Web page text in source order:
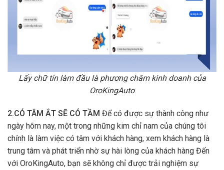
Lấy chữ tín làm đầu là phương châm kinh doanh của
OroKingAuto
2.CÓ TÂM ẮT SẼ CÓ TẦM Để có được sự thành công như
ngày hôm nay, một trong những kim chỉ nam của chúng tôi
chính là làm việc có tâm với khách hàng, xem khách hàng là
trung tâm và phát triển nhờ sự hài lòng của khách hàng Đến
với OroKingAuto, bạn sẽ không chỉ được trải nghiệm sự